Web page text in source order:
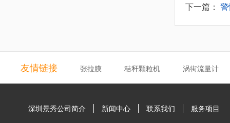
下一篇：
友情链接 张拉膜 秸秆颗粒机 涡街流量计
深圳景秀公司简介 新闻中心 联系我们 服务项目